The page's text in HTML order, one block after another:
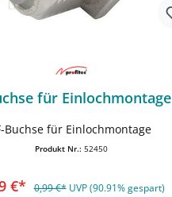
für Einlochmontage
Buchse für Einlochmontage
Produkt Nr.: 52450
€* 0,99 €* UVP (90.91% gespart)